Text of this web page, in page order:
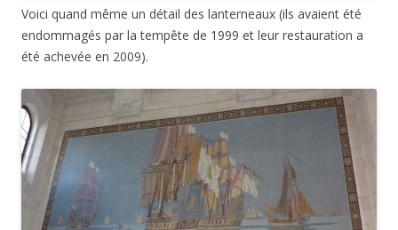
Voici quand même un détail des lanterneaux (ils avaient été
endommagés par la tempête de 1999 et leur restauration a
été achevée en 2009).